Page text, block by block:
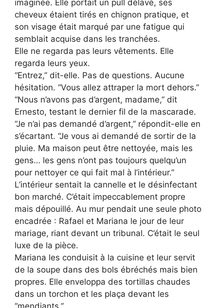
imaginée. Elle portait un pull délavé, ses
cheveux étaient tirés en chignon pratique, et
son visage était marqué par une fatigue qui
semblait acquise dans les tranchées.
Elle ne regarda pas leurs vêtements. Elle
regarda leurs yeux.
“Entrez,” dit-elle. Pas de questions. Aucune
hésitation. “Vous allez attraper la mort dehors.”
“Nous n’avons pas d’argent, madame,” dit
Ernesto, testant le dernier fil de la mascarade.
“Je n’ai pas demandé d’argent,” répondit-elle en
s’écartant. “Je vous ai demandé de sortir de la
pluie. Ma maison peut être nettoyée, mais les
gens… les gens n’ont pas toujours quelqu’un
pour nettoyer ce qui fait mal à l’intérieur.”
L’intérieur sentait la cannelle et le désinfectant
bon marché. C’était impeccablement propre
mais dépouillé. Au mur pendait une seule photo
encadrée : Rafael et Mariana le jour de leur
mariage, riant devant un tribunal. C’était le seul
luxe de la pièce.
Mariana les conduisit à la cuisine et leur servit
de la soupe dans des bols ébréchés mais bien
propres. Elle enveloppa des tortillas chaudes
dans un torchon et les plaça devant les